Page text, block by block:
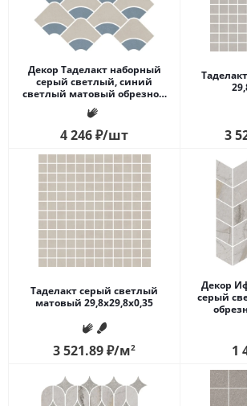
Декор Таделакт наборный
серый светлый, синий
светлый матовый обрезной
30x28x0,9
4 246₽/шт 3
Таделакт серый светлый
матовый 29,8x29,8x0,35
3 521.89₽/м2
Декор
серый
1